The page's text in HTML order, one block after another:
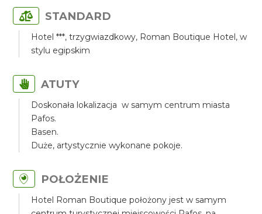
STANDARD
Hotel ***, trzygwiazdkowy, Roman Boutique Hotel, w
stylu egipskim
ATUTY
Doskonała lokalizacja w samym centrum miasta
Pafos.
Basen.
Duże, artystycznie wykonane pokoje.
POŁOŻENIE
Hotel Roman Boutique położony jest w samym